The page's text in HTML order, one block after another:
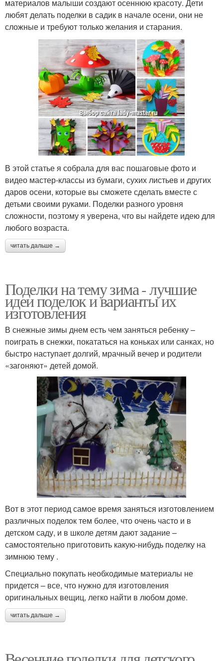
материалов малыши создают осеннюю красоту. Дети
любят делать поделки в садик в начале осени, они не
сложные и требуют только желания и старания.
В этой статье я собрала для вас пошаговые фото и
видео мастер-классы из бумаги, сухих листьев и других
даров осени, которые вы сможете сделать вместе с
детьми своими руками. Поделки разного уровня
сложности, поэтому я уверена, что вы найдете идею для
любого возраста.
читать дальше →
Поделки на тему зима - лучшие
идеи поделок и варианты их
изготовления
В снежные зимы днем есть чем заняться ребенку –
поиграть в снежки, покататься на коньках или санках, но
быстро наступает долгий, мрачный вечер и родители
«загоняют» детей домой.
Вот в этот период самое время заняться изготовлением
различных поделок тем более, что очень часто и в
детском саду, и в школе детям дают задание –
самостоятельно приготовить какую-нибудь поделку на
зимнюю тему .
Специально покупать необходимые материалы не
придется – все, что нужно для изготовления
оригинальных вещиц, легко найти в любом доме.
читать дальше →